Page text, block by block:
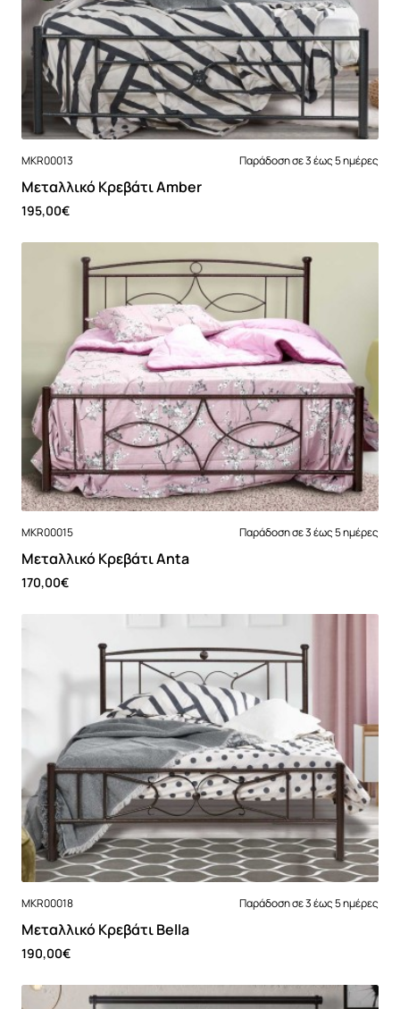
MKR00013 Παράδοση σε 3 έως 5 ημέρες
Μεταλλικό Κρεβάτι Amber
195,00€
MKR00015 Παράδοση σε 3 έως 5 ημέρες
Μεταλλικό Κρεβάτι Anta
170,00€
MKR00018 Παράδοση σε 3 έως 5 ημέρες
Μεταλλικό Κρεβάτι Bella
190,00€